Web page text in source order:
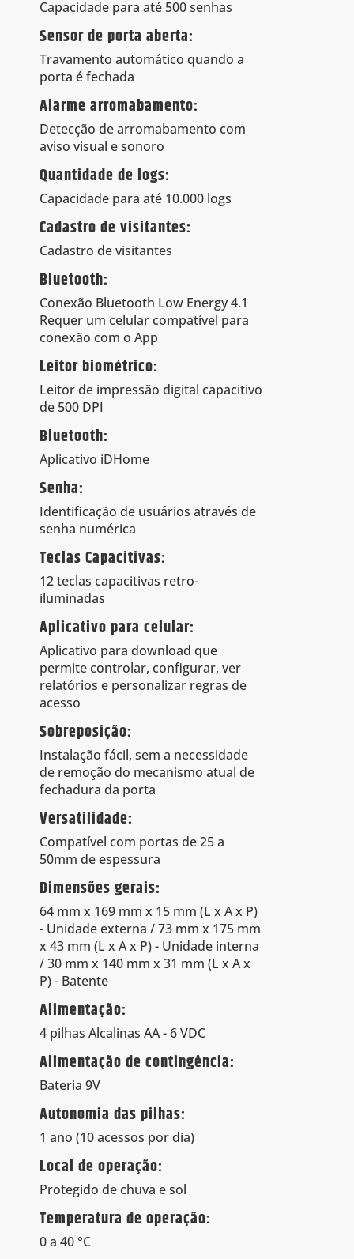
Capacidade para até 500 senhas
Sensor de porta aberta:
Travamento automático quando a
porta é fechada
Alarme arromabamento:
Detecção de arromabamento com
aviso visual e sonoro
Quantidade de logs:
Capacidade para até 10.000 logs
Cadastro de visitantes:
Cadastro de visitantes
Bluetooth:
Conexão Bluetooth Low Energy 4.1
Requer um celular compatível para
conexão com o App
Leitor biométrico:
Leitor de impressão digital capacitivo
de 500 DPI
Bluetooth:
Aplicativo iDHome
Senha:
Identificação de usuários através de
senha numérica
Teclas Capacitivas:
12 teclas capacitivas retro-
iluminadas
Aplicativo para celular:
Aplicativo para download que
permite controlar, configurar, ver
relatórios e personalizar regras de
acesso
Sobreposição:
Instalação fácil, sem a necessidade
de remoção do mecanismo atual de
fechadura da porta
Versatilidade:
Compatível com portas de 25 a
50mm de espessura
Dimensões gerais:
64 mm x 169 mm x 15 mm (L x A x P)
- Unidade externa / 73 mm x 175 mm
x 43 mm (L x A x P) - Unidade interna
/ 30 mm x 140 mm x 31 mm (L x A x
P) - Batente
Alimentação:
4 pilhas Alcalinas AA - 6 VDC
Alimentação de contingência:
Bateria 9V
Autonomia das pilhas:
1 ano (10 acessos por dia)
Local de operação:
Protegido de chuva e sol
Temperatura de operação:
0 a 40 °C